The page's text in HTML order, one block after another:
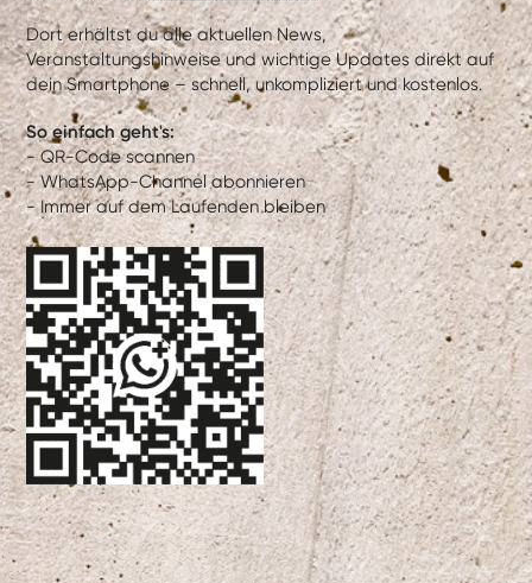
Dort erhältst du alle aktuellen News,
Veranstaltungshinweise und wichtige Updates direkt auf
dein Smartphone – schnell, unkompliziert und kostenlos.
So einfach geht's:
- QR-Code scannen
- WhatsApp-Channel abonnieren
- Immer auf dem Laufenden bleiben